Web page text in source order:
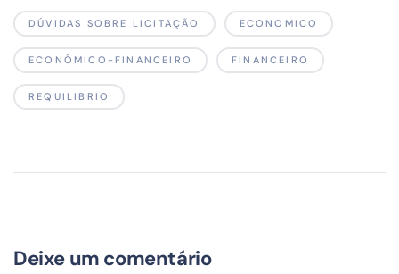
DÚVIDAS SOBRE LICITAÇÃO ECONOMICO
ECONÔMICO-FINANCEIRO FINANCEIRO
REQUILIBRIO
Deixe um comentário